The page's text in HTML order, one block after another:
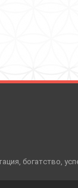
богатство,